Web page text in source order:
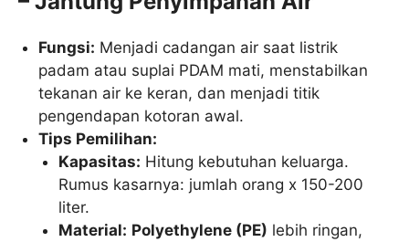
Fungsi: Menjadi cadangan air saat listrik
padam atau suplai PDAM mati, menstabilkan
tekanan air ke keran, dan menjadi titik
pengendapan kotoran awal.
Tips Pemilihan:
Kapasitas: Hitung kebutuhan keluarga.
Rumus kasarnya: jumlah orang x 150-200
liter.
Material: Polyethylene (PE) lebih ringan,